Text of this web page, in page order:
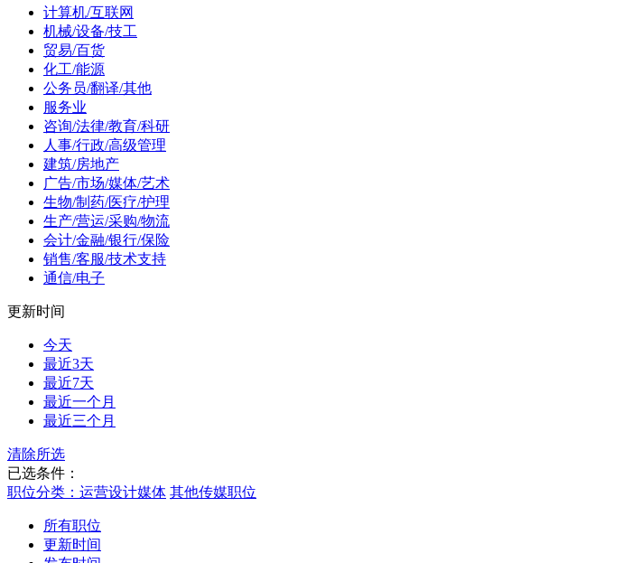
计算机/互联网
机械/设备/技工
贸易/百货
化工/能源
公务员/翻译/其他
服务业
咨询/法律/教育/科研
人事/行政/高级管理
建筑/房地产
广告/市场/媒体/艺术
生物/制药/医疗/护理
生产/营运/采购/物流
会计/金融/银行/保险
销售/客服/技术支持
通信/电子
更新时间
今天
最近3天
最近7天
最近一个月
最近三个月
清除所选
已选条件：
职位分类：运营设计媒体 其他传媒职位
所有职位
更新时间